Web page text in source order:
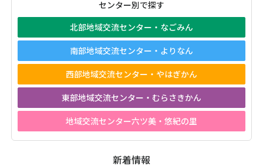
センター別で探す
北部地域交流センター・なごみん
南部地域交流センター・よりなん
西部地域交流センター・やはぎかん
東部地域交流センター・むらさきかん
地域交流センター六ツ美・悠紀の里
新着情報